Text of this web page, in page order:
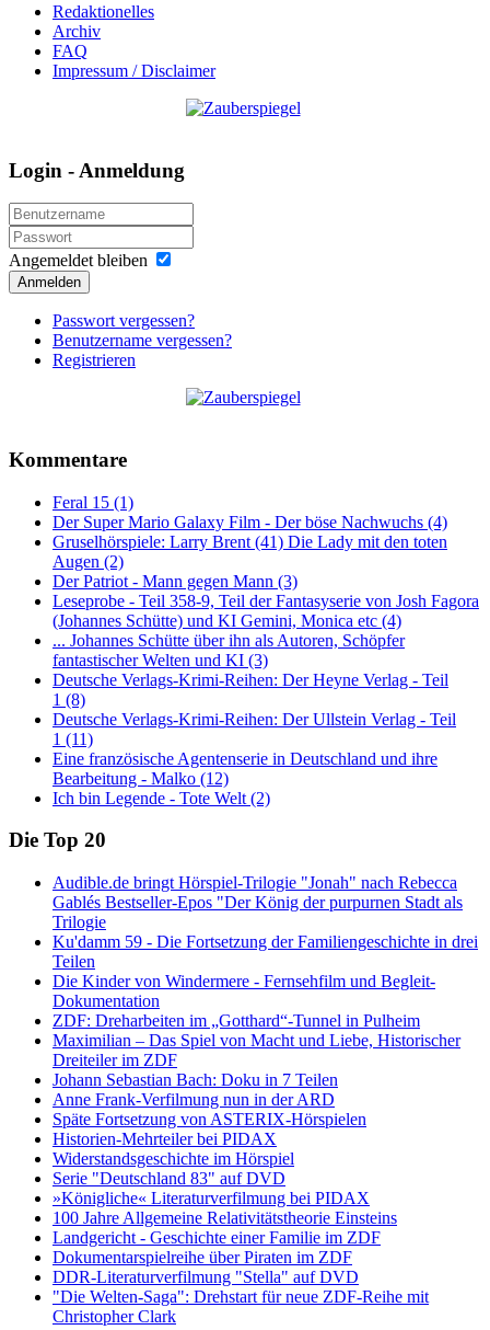
Redaktionelles
Archiv
FAQ
Impressum / Disclaimer
Login - Anmeldung
Angemeldet bleiben
Anmelden
Passwort vergessen?
Benutzername vergessen?
Registrieren
Kommentare
Feral 15 (1)
Der Super Mario Galaxy Film - Der böse Nachwuchs (4)
Gruselhörspiele: Larry Brent (41) Die Lady mit den toten
Augen (2)
Der Patriot - Mann gegen Mann (3)
Leseprobe - Teil 358-9, Teil der Fantasyserie von Josh Fagora
(Johannes Schütte) und KI Gemini, Monica etc (4)
... Johannes Schütte über ihn als Autoren, Schöpfer
fantastischer Welten und KI (3)
Deutsche Verlags-Krimi-Reihen: Der Heyne Verlag - Teil
1 (8)
Deutsche Verlags-Krimi-Reihen: Der Ullstein Verlag - Teil
1 (11)
Eine französische Agentenserie in Deutschland und ihre
Bearbeitung - Malko (12)
Ich bin Legende - Tote Welt (2)
Die Top 20
Audible.de bringt Hörspiel-Trilogie "Jonah" nach Rebecca
Gablés Bestseller-Epos "Der König der purpurnen Stadt als
Trilogie
Ku'damm 59 - Die Fortsetzung der Familiengeschichte in drei
Teilen
Die Kinder von Windermere - Fernsehfilm und Begleit-
Dokumentation
ZDF: Dreharbeiten im „Gotthard“-Tunnel in Pulheim
Maximilian – Das Spiel von Macht und Liebe, Historischer
Dreiteiler im ZDF
Johann Sebastian Bach: Doku in 7 Teilen
Anne Frank-Verfilmung nun in der ARD
Späte Fortsetzung von ASTERIX-Hörspielen
Historien-Mehrteiler bei PIDAX
Widerstandsgeschichte im Hörspiel
Serie "Deutschland 83" auf DVD
»Königliche« Literaturverfilmung bei PIDAX
100 Jahre Allgemeine Relativitätstheorie Einsteins
Landgericht - Geschichte einer Familie im ZDF
Dokumentarspielreihe über Piraten im ZDF
DDR-Literaturverfilmung "Stella" auf DVD
"Die Welten-Saga": Drehstart für neue ZDF-Reihe mit
Christopher Clark